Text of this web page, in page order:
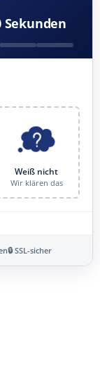
Weiß nicht
Wir klären das
🔒 SSL-sicher